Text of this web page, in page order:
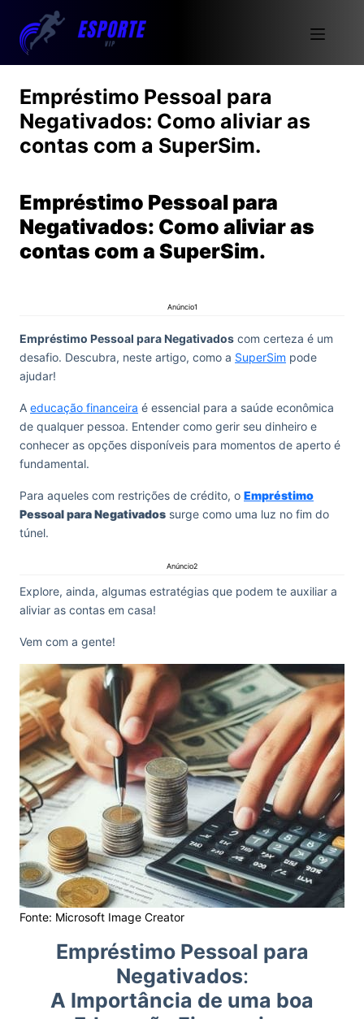
Empréstimo Pessoal para
Negativados: Como aliviar as
contas com a SuperSim.
Empréstimo Pessoal para
Negativados: Como aliviar as
contas com a SuperSim.
Anúncio1
Empréstimo Pessoal para Negativados com certeza é um
desafio. Descubra, neste artigo, como a SuperSim pode
ajudar!
A educação financeira é essencial para a saúde econômica
de qualquer pessoa. Entender como gerir seu dinheiro e
conhecer as opções disponíveis para momentos de aperto é
fundamental.
Para aqueles com restrições de crédito, o Empréstimo
Pessoal para Negativados surge como uma luz no fim do
túnel.
Anúncio2
Explore, ainda, algumas estratégias que podem te auxiliar a
aliviar as contas em casa!
Vem com a gente!
Fonte: Microsoft Image Creator
Empréstimo Pessoal para
Negativados:
A Importância de uma boa